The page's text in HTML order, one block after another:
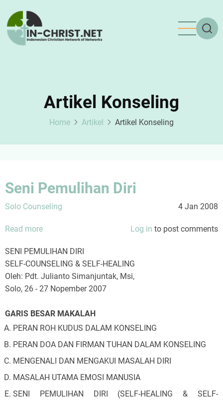
main
content
Artikel Konseling
Home Artikel Artikel Konseling
Seni Pemulihan Diri
Solo Counseling 4 Jan 2008
Read more
Pemulihan
Diri
Log in to post comments
SENI PEMULIHAN DIRI
SELF-COUNSELING & SELF-HEALING
Oleh: Pdt. Julianto Simanjuntak, Msi,
Solo, 26 - 27 Nopember 2007
GARIS BESAR MAKALAH
PERAN ROH KUDUS DALAM KONSELING
PERAN DOA DAN FIRMAN TUHAN DALAM KONSELING
MENGENALI DAN MENGAKUI MASALAH DIRI
MASALAH UTAMA EMOSI MANUSIA
SENI PEMULIHAN DIRI (SELF-HEALING & SELF-